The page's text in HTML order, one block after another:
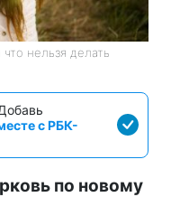
нельзя делать
с РБК-
по новому